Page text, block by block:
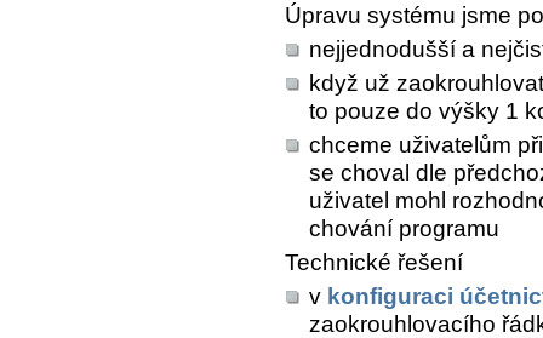
Úpravu systému jsme
nejjednodušší a
když už
to pouze do výšky 1
chceme uživatelům
se choval dle
uživatel mohl
chování programu
Technické řešení
v konfiguraci
zaokrouhlovacího